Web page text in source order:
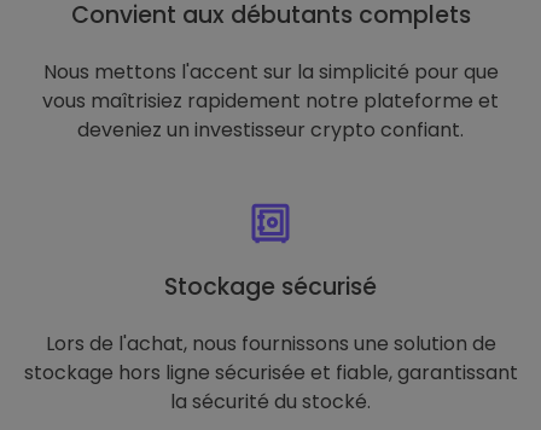
Convient aux débutants complets
Nous mettons l'accent sur la simplicité pour que
vous maîtrisiez rapidement notre plateforme et
deveniez un investisseur crypto confiant.
Stockage sécurisé
Lors de l'achat, nous fournissons une solution de
stockage hors ligne sécurisée et fiable, garantissant
la sécurité du stocké.